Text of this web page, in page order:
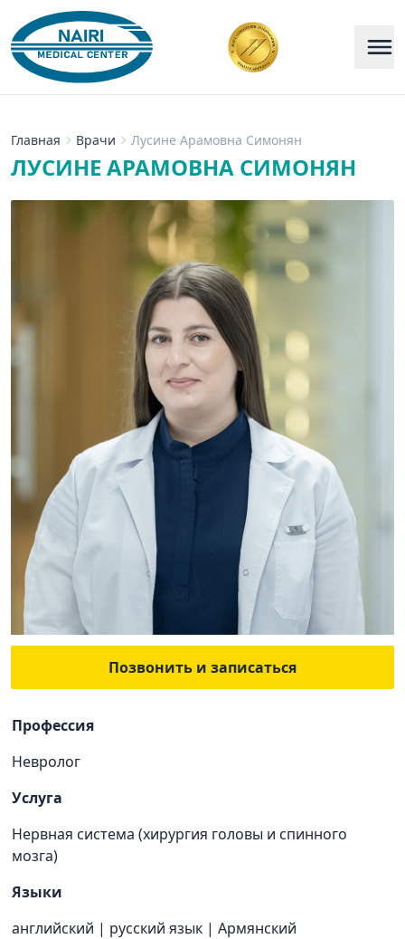
Главная Врачи Лусине Арамовна Симонян
ЛУСИНЕ АРАМОВНА СИМОНЯН
Позвонить и записаться
Профессия
Невролог
Услуга
Нервная система (хирургия головы и спинного
мозга)
Языки
английский | русский язык | Армянский